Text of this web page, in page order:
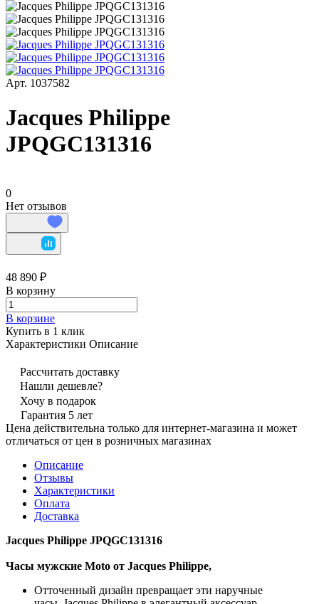
Арт. 1037582
Jacques Philippe
JPQGC131316
0
Нет отзывов
48 890 ₽
В корзину
В корзине
Купить в 1 клик
Характеристики Описание
Рассчитать доставку
Нашли дешевле?
Хочу в подарок
Гарантия 5 лет
Цена действительна только для интернет-магазина и может
отличаться от цен в розничных магазинах
Описание
Отзывы
Характеристики
Оплата
Доставка
Jacques Philippe JPQGC131316
Часы мужские Moto от Jacques Philippe,
Отточенный дизайн превращает эти наручные